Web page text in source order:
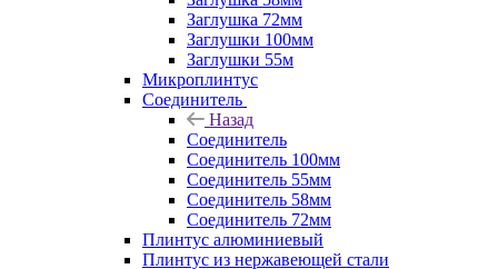
Заглушка 72мм
Заглушки 100мм
Заглушки 55м
Микроплинтус
Соединитель
Назад
Соединитель
Соединитель 100мм
Соединитель 55мм
Соединитель 58мм
Соединитель 72мм
Плинтус алюминиевый
Плинтус из нержавеющей стали